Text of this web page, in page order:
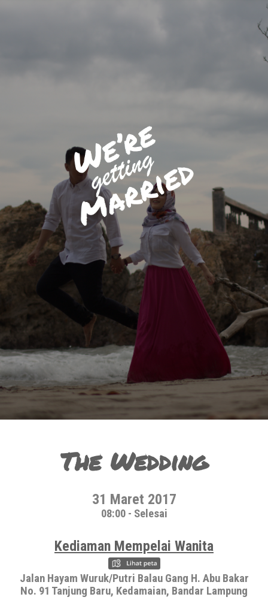
The Wedding
31 Maret 2017
08:00 - Selesai
Kediaman Mempelai Wanita
Jalan Hayam Wuruk/Putri Balau Gang H. Abu Bakar
No. 91 Tanjung Baru, Kedamaian, Bandar Lampung